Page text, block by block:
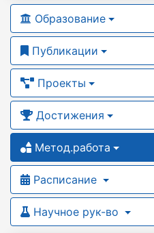
Образование
Публикации
Проекты
Достижения
Метод.работа
Расписание
Научное рук-во